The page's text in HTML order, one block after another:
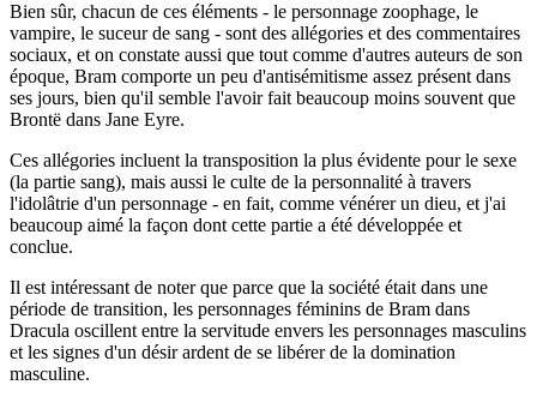
Bien sûr, chacun de ces éléments - le personnage zoophage, le
vampire, le suceur de sang - sont des allégories et des commentaires
sociaux, et on constate aussi que tout comme d'autres auteurs de son
époque, Bram comporte un peu d'antisémitisme assez présent dans
ses jours, bien qu'il semble l'avoir fait beaucoup moins souvent que
Brontë dans Jane Eyre.
Ces allégories incluent la transposition la plus évidente pour le sexe
(la partie sang), mais aussi le culte de la personnalité à travers
l'idolâtrie d'un personnage - en fait, comme vénérer un dieu, et j'ai
beaucoup aimé la façon dont cette partie a été développée et
conclue.
Il est intéressant de noter que parce que la société était dans une
période de transition, les personnages féminins de Bram dans
Dracula oscillent entre la servitude envers les personnages masculins
et les signes d'un désir ardent de se libérer de la domination
masculine.